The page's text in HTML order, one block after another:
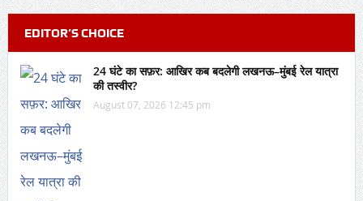
EDITOR’S CHOICE
24 घंटे का सफ़र: आखिर कब बदलेगी लखनऊ–मुंबई रेल यात्रा
की तस्वीर?
August 07, 2026 12:45 pm